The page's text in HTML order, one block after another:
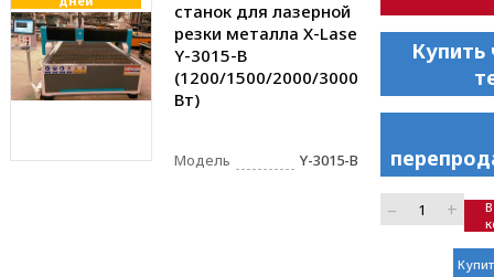
станок для лазерной
резки металла X-Lase
Y-3015-B
(1200/1500/2000/3000
Вт)
Модель Y-3015-B
Купить
– +
В